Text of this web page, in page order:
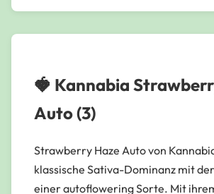
🍓 Kannabia
Auto (3)
Strawberry Haze Auto von
klassische Sativa-Dominanz mit
einer autoflowering Sorte. Mit